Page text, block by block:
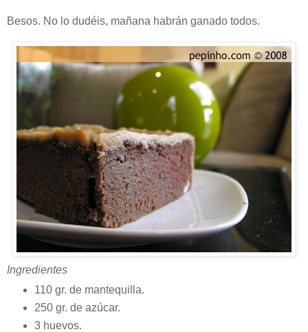
Besos. No lo dudéis, mañana habrán ganado todos.
Ingredientes
110 gr. de mantequilla.
250 gr. de azúcar.
3 huevos.